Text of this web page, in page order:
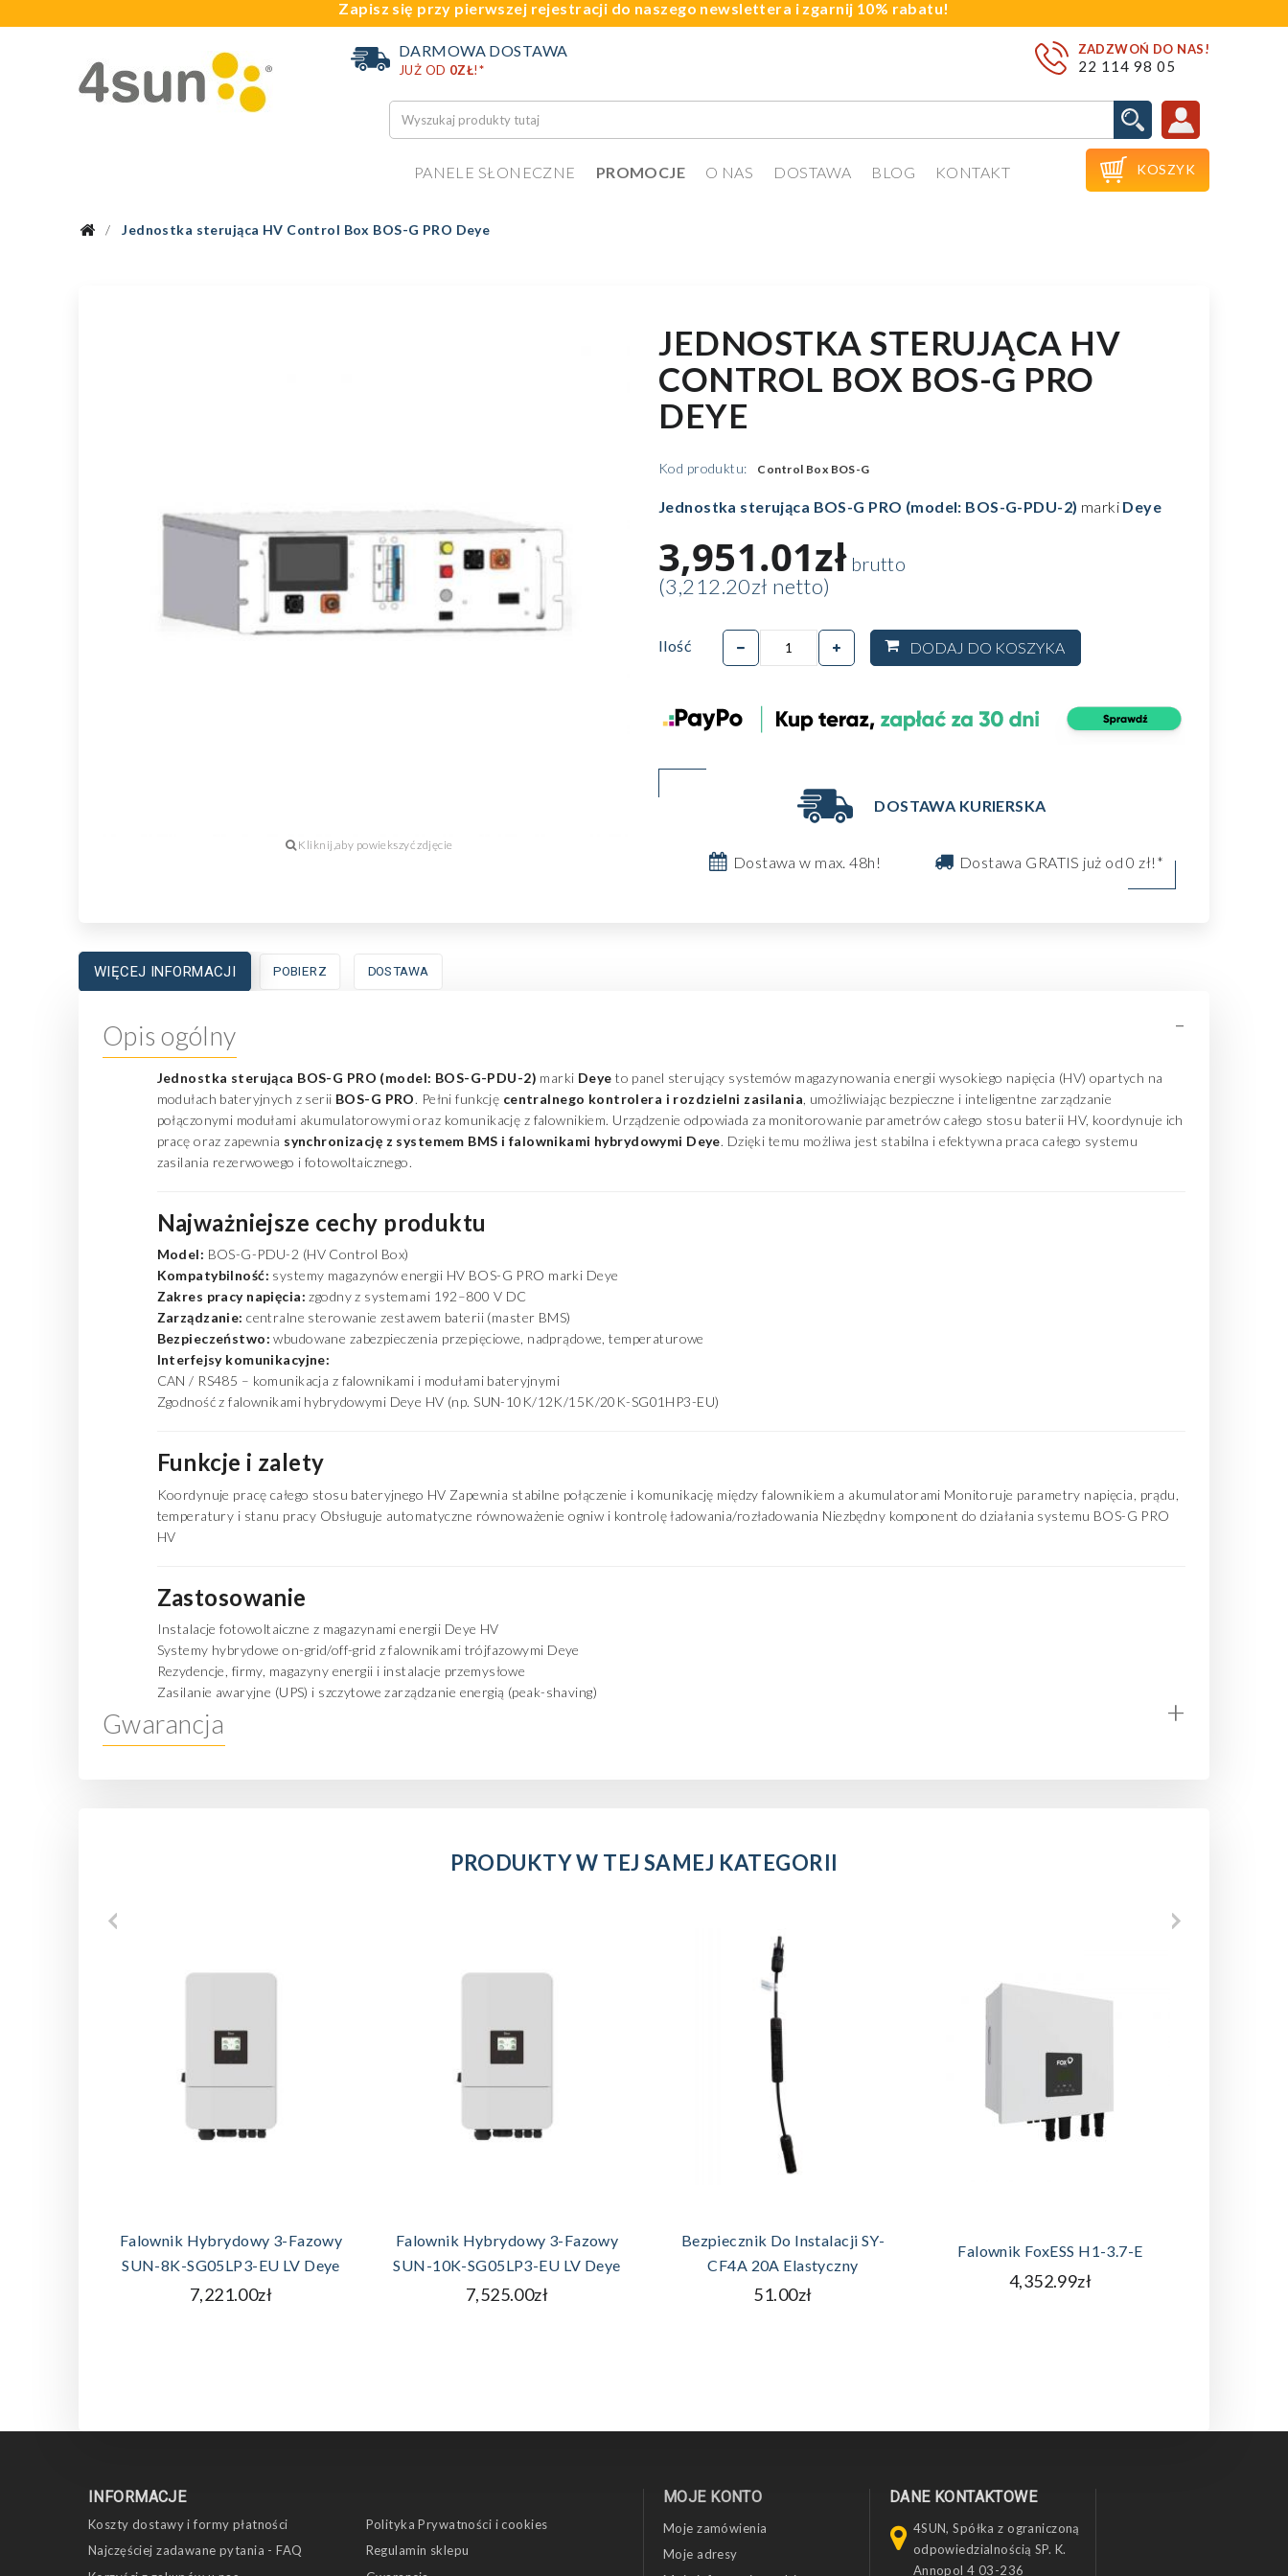
Zapisz się przy pierwszej rejestracji do naszego newslettera i zgarnij 10% rabatu!
ZADZWOŃ DO NAS!
22 114 98 05
DARMOWA DOSTAWA
JUŻ OD 0ZŁ!*
PANELE SŁONECZNE PROMOCJE O NAS DOSTAWA BLOG KONTAKT  KOSZYK
Jednostka sterująca HV Control Box BOS-G PRO Deye
JEDNOSTKA STERUJĄCA HV
CONTROL BOX BOS-G PRO
DEYE
Kod produktu: Control Box BOS-G
Jednostka sterująca BOS-G PRO (model: BOS-G-PDU-2) marki Deye
3,951.01złbrutto
(3,212.20zł netto)
Ilość DODAJ DO KOSZYKA
DOSTAWA KURIERSKA
Dostawa w max. 48h! Dostawa GRATIS już od 0 zł!*
WIĘCEJ INFORMACJI POBIERZ DOSTAWA
Opis ogólny -
Jednostka sterująca BOS-G PRO (model: BOS-G-PDU-2) marki Deye to panel sterujący systemów magazynowania energii wysokiego napięcia (HV) opartych na
modułach bateryjnych z serii BOS-G PRO. Pełni funkcję centralnego kontrolera i rozdzielni zasilania , umożliwiając bezpieczne i inteligentne zarządzanie
połączonymi modułami akumulatorowymi oraz komunikację z falownikiem. Urządzenie odpowiada za monitorowanie parametrów całego stosu baterii HV, koordynuje ich
pracę oraz zapewnia synchronizację z systemem BMS i falownikami hybrydowymi Deye. Dzięki temu możliwa jest stabilna i efektywna praca całego systemu
zasilania rezerwowego i fotowoltaicznego.
Najważniejsze cechy produktu
Model: BOS-G-PDU-2 (HV Control Box)
Kompatybilność: systemy magazynów energii HV BOS-G PRO marki Deye
Zakres pracy napięcia: zgodny z systemami 192–800 V DC
Zarządzanie: centralne sterowanie zestawem baterii (master BMS)
Bezpieczeństwo: wbudowane zabezpieczenia przepięciowe, nadprądowe, temperaturowe
Interfejsy komunikacyjne:
CAN / RS485 – komunikacja z falownikami i modułami bateryjnymi
Zgodność z falownikami hybrydowymi Deye HV (np. SUN-10K/12K/15K/20K-SG01HP3-EU)
Funkcje i zalety
Koordynuje pracę całego stosu bateryjnego HV Zapewnia stabilne połączenie i komunikację między falownikiem a akumulatorami Monitoruje parametry napięcia, prądu,
temperatury i stanu pracy Obsługuje automatyczne równoważenie ogniw i kontrolę ładowania/rozładowania Niezbędny komponent do działania systemu BOS-G PRO
HV
Zastosowanie
Instalacje fotowoltaiczne z magazynami energii Deye HV
Systemy hybrydowe on-grid/off-grid z falownikami trójfazowymi Deye
Rezydencje, firmy, magazyny energii i instalacje przemysłowe
Zasilanie awaryjne (UPS) i szczytowe zarządzanie energią (peak-shaving)
Gwarancja +
PRODUKTY W TEJ SAMEJ KATEGORII
Falownik Hybrydowy 3-Fazowy
SUN-8K-SG05LP3-EU LV Deye
7,221.00zł
Falownik Hybrydowy 3-Fazowy
SUN-10K-SG05LP3-EU LV Deye
7,525.00zł
Bezpiecznik Do Instalacji SY-
CF4A 20A Elastyczny
51.00zł
Falownik FoxESS H1-3.7-E
4,352.99zł
INFORMACJE
Koszty dostawy i formy płatności
Najczęściej zadawane pytania - FAQ
Polityka Prywatności i cookies
Regulamin sklepu
MOJE KONTO
Moje zamówienia
Moje adresy
DANE KONTAKTOWE
4SUN, Spółka z ograniczoną
odpowiedzialnością SP. K.
Annopol 4 03-236